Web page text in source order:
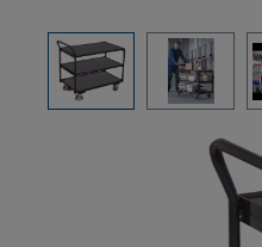
Bildergalerie